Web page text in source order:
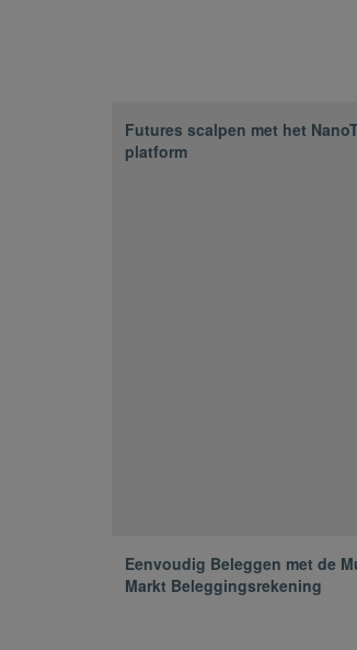
Futures scalpen met het
platform
Eenvoudig Beleggen met de
Markt Beleggingsrekening